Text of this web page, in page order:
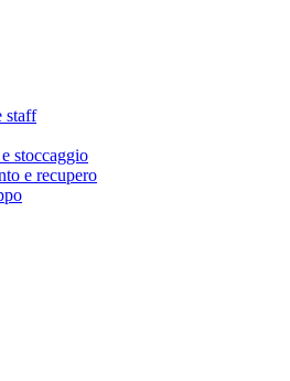
staff
stoccaggio
e recupero